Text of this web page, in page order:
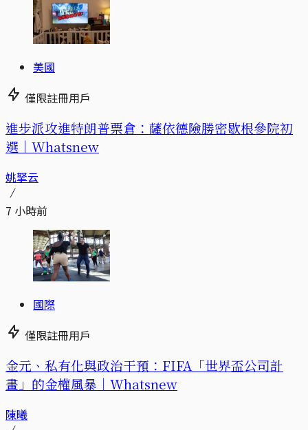
美國
僅限註冊用戶
進步派攻進特朗普票倉：薩依德險勝密歇根參院初
選｜Whatsnew
姚拏云
7 小時前
國際
僅限註冊用戶
金元、私有化與政治干預：FIFA「世界盃公司計
畫」的金權風暴｜Whatsnew
陳曦